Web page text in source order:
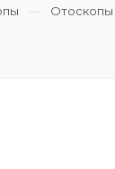
Отоскопы